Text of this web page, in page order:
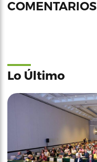
COMENTARIOS
Lo Último